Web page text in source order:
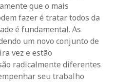
que o mais
fazer é tratar todos da
é fundamental. As
um novo conjunto de
vez e estão
radicalmente diferentes
seu trabalho